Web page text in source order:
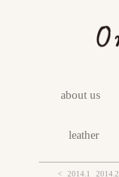
about us
leather
< 2014.1 2014.2